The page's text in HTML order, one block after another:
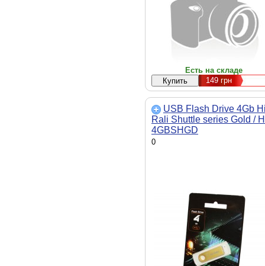
Есть на складе
149грн
USB Flash Drive 4Gb
Rali Shuttle series Gold /
4GBSHGD
0